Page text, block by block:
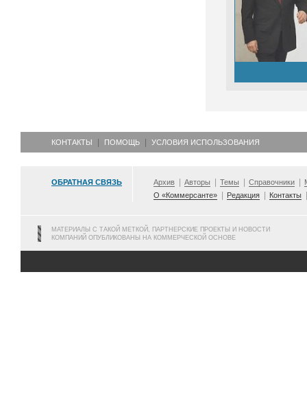
КОНТАКТЫ ПОМОЩЬ УСЛОВИЯ ИСПОЛЬЗОВАНИЯ
ОБРАТНАЯ СВЯЗЬ Архив Авторы Темы Справочники
О «Коммерсанте»
Редакция Контакты
МАТЕРИАЛЫ С ТАКОЙ МЕТКОЙ, ПАРТНЕРСКИЕ ПРОЕКТЫ И НОВОСТИ
КОМПАНИЙ ОПУБЛИКОВАНЫ НА КОММЕРЧЕСКОЙ ОСНОВЕ